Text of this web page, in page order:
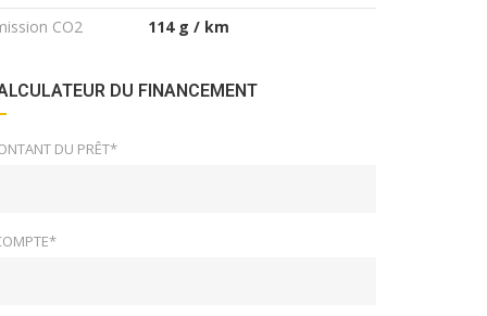
CO2
114 g / km
DU FINANCEMENT
DU PRÊT*